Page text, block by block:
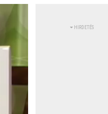
HIRDETÉS